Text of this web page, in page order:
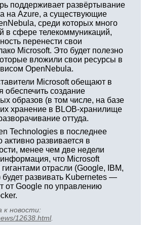
поддерживает развёртывание
на Azure, а существующие
среди которых много
в сфере телекоммуникаций,
перенести свои
Microsoft. Это будет полезно
вложили свои ресурсы в
OpenNebula.
Microsoft обещают в
создание
образов (в том числе, на базе
хранение в BLOB-хранилище
оттуда.
Technologies в последнее
активно развивается в
менее чем две недели
что Microsoft
отрасли (Google, IBM,
будет развивать Kubernetes —
от Google по управлению
к новости:
12638.html.